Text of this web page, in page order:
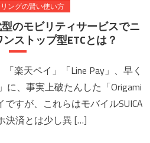
ングの賢い使い方
のモビリティサービスでニ
ストップ型ETCとは？
楽天ペイ」「Line Pay」、早く
に、事実上破たんした「Origami
すが、これらはモバイルSUICA
決済とは少し異 […]